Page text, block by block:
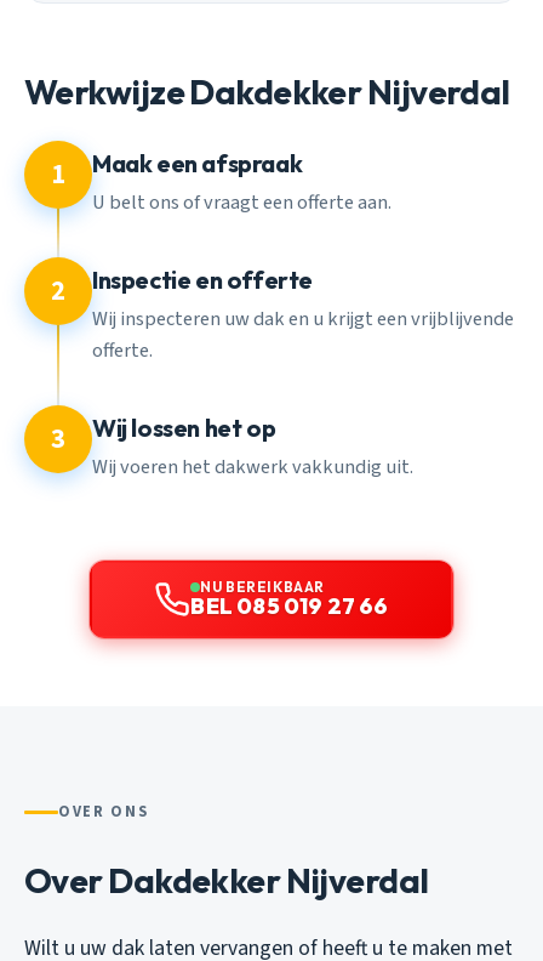
Werkwijze Dakdekker Nijverdal
1 Maak een afspraak
U belt ons of vraagt een offerte aan.
2 Inspectie en offerte
Wij inspecteren uw dak en u krijgt een vrijblijvende
offerte.
3 Wij lossen het op
Wij voeren het dakwerk vakkundig uit.
NU BEREIKBAAR
BEL 085 019 27 66
OVER ONS
Over Dakdekker Nijverdal
Wilt u uw dak laten vervangen of heeft u te maken met